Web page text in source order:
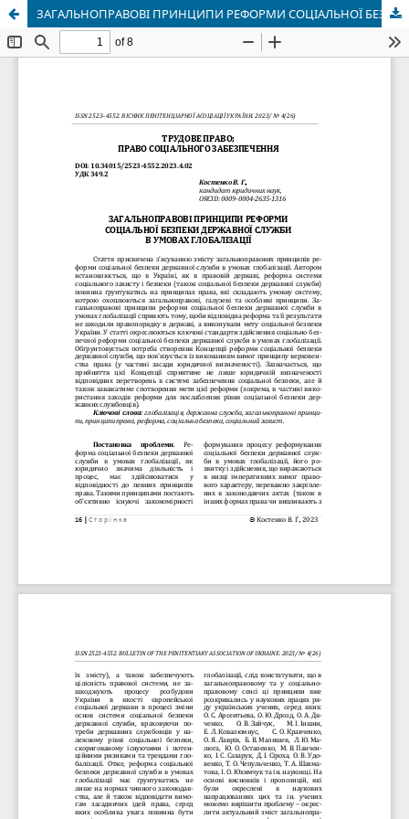
ЗАГАЛЬНОПРАВОВІ ПРИНЦИПИ РЕФОРМИ СОЦІАЛЬНОЇ БЕЗПЕКИ ДЕРЖАВНОЇ СЛУЖБИ В УМОВАХ ГЛОБАЛІЗАЦІЇ